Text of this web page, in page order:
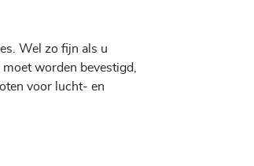
Wel zo fijn als u
worden bevestigd,
voor lucht- en